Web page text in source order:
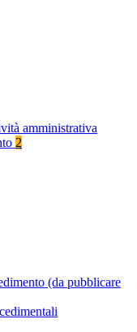
amministrativa
2
(da pubblicare